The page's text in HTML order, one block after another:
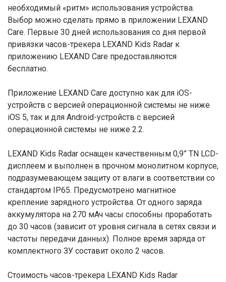
необходимый «ритм» использования устройства.
Выбор можно сделать прямо в приложении LEXAND
Care. Первые 30 дней использования со дня первой
привязки часов-трекера LEXAND Kids Radar к
приложению LEXAND Care предоставляются
бесплатно.
Приложение LEXAND Care доступно как для iOS-
устройств с версией операционной системы не ниже
iOS 5, так и для Android-устройств с версией
операционной системы не ниже 2.2.
LEXAND Kids Radar оснащен качественным 0,9” TN LCD-
дисплеем и выполнен в прочном монолитном корпусе,
подразумевающем защиту от влаги в соответствии со
стандартом IP65. Предусмотрено магнитное
крепление зарядного устройства. От одного заряда
аккумулятора на 270 мАч часы способны проработать
до 30 часов (зависит от уровня сигнала в сетях связи и
частоты передачи данных). Полное время заряда от
комплектного ЗУ составит около 2 часов.
Стоимость часов-трекера LEXAND Kids Radar